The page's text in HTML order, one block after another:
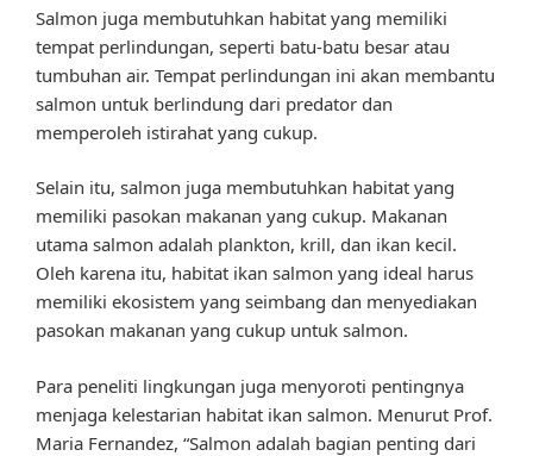
Salmon juga membutuhkan habitat yang memiliki
tempat perlindungan, seperti batu-batu besar atau
tumbuhan air. Tempat perlindungan ini akan membantu
salmon untuk berlindung dari predator dan
memperoleh istirahat yang cukup.
Selain itu, salmon juga membutuhkan habitat yang
memiliki pasokan makanan yang cukup. Makanan
utama salmon adalah plankton, krill, dan ikan kecil.
Oleh karena itu, habitat ikan salmon yang ideal harus
memiliki ekosistem yang seimbang dan menyediakan
pasokan makanan yang cukup untuk salmon.
Para peneliti lingkungan juga menyoroti pentingnya
menjaga kelestarian habitat ikan salmon. Menurut Prof.
Maria Fernandez, “Salmon adalah bagian penting dari